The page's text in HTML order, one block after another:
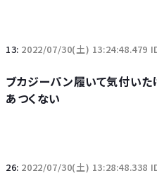
13: 2022/07/30(土) 13:24:48.479
ブカジーパン履いて気付いた
あつくない
26: 2022/07/30(土) 13:28:48.338